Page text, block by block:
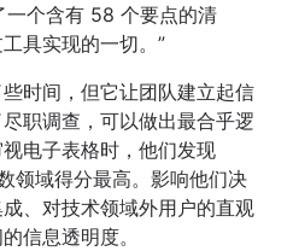
一个含有 58 个要点的清
具实现的一切。”
时间，但它让团队建立起信
职调查，可以做出最合乎逻
电子表格时，他们发现
领域得分最高。影响他们决
、对技术领域外用户的直观
信息透明度。